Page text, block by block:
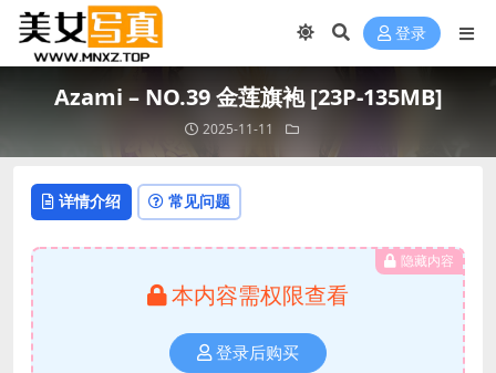
登录
Azami – NO.39 金莲旗袍 [23P-135MB]
2025-11-11
详情介绍 常见问题
隐藏内容
本内容需权限查看
登录后购买